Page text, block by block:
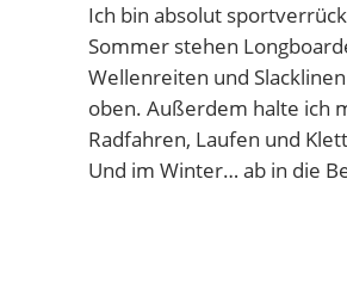
Ich bin absolut
Sommer stehen
Wellenreiten und
oben. Außerdem halte ich
Radfahren, Laufen und
Und im Winter… ab in die